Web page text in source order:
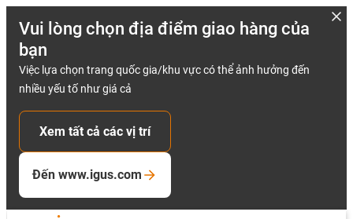
Vui lòng chọn địa điểm giao hàng của
bạn
Việc lựa chọn trang quốc gia/khu vực có thể ảnh hưởng đến
nhiều yếu tố như giá cả
Xem tất cả các vị trí
Đến www.igus.com